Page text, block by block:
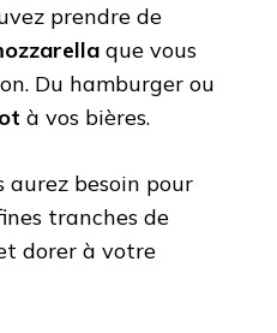
prendre de
​​​​​que vous
Du hamburger ou
à vos bières. ​​
aurez besoin pour
tranches de
dorer à votre